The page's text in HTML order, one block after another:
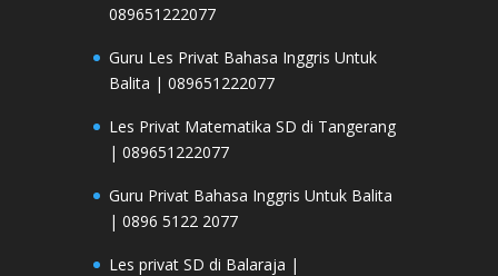
089651222077
Guru Les Privat Bahasa Inggris Untuk
Balita | 089651222077
Les Privat Matematika SD di Tangerang
| 089651222077
Guru Privat Bahasa Inggris Untuk Balita
| 0896 5122 2077
Les privat SD di Balaraja |